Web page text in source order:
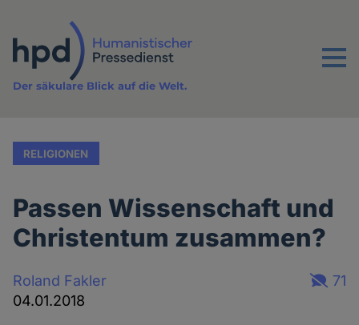
Inhalt
Menu
Der säkulare Blick auf die Welt.
RELIGIONEN
Passen Wissenschaft und
Christentum zusammen?
Roland Fakler
04.01.2018
71